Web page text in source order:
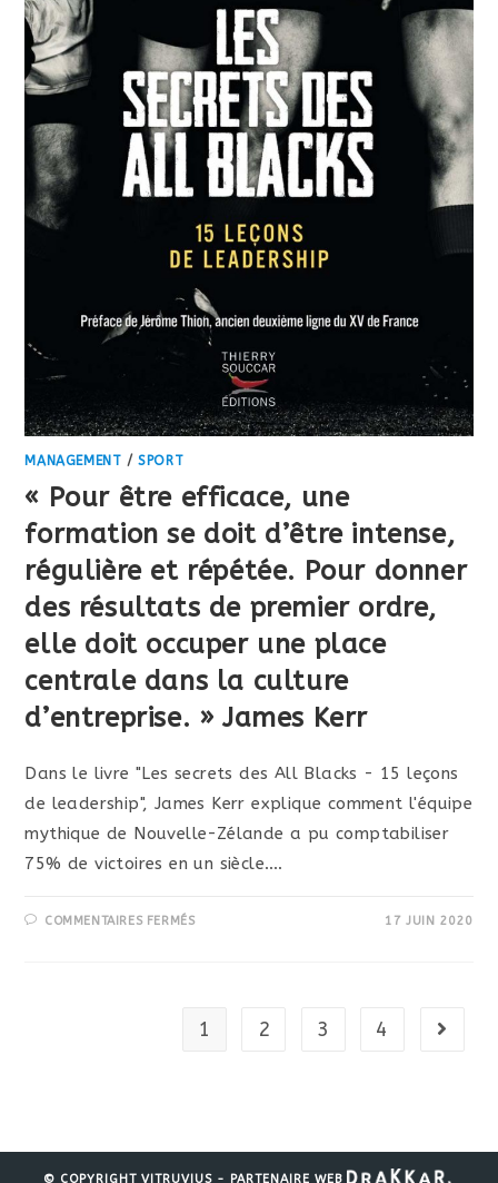
MANAGEMENT /SPORT
« Pour être efficace, une
formation se doit d’être intense,
régulière et répétée. Pour donner
des résultats de premier ordre,
elle doit occuper une place
centrale dans la culture
d’entreprise. » James Kerr
Dans le livre "Les secrets des All Blacks - 15 leçons
de leadership", James Kerr explique comment l'équipe
mythique de Nouvelle-Zélande a pu comptabiliser
75% de victoires en un siècle.…
COMMENTAIRES FERMÉSSUR
DOIT
D’ÊTRE
RÉSULTATS
17 JUIN 2020
1 2 3 4 Aller à
© COPYRIGHT VITRUVIUS - PARTENAIRE WEB